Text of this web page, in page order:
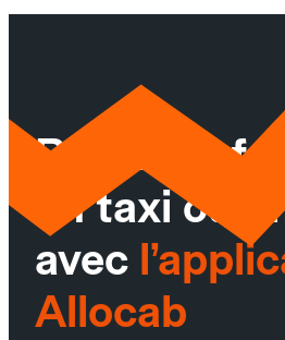
Réservez
un taxi ou
avec
Allocab